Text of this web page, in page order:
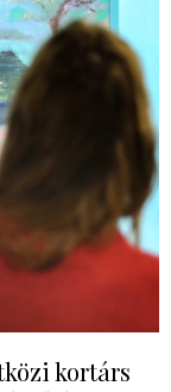
kortárs